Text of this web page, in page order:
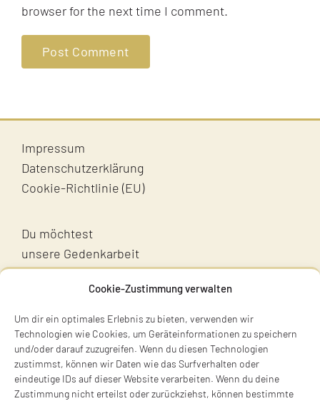
Cookie-Zustimmung verwalten
Um dir ein optimales Erlebnis zu bieten, verwenden wir
Technologien wie Cookies, um Geräteinformationen zu speichern
und/oder darauf zuzugreifen. Wenn du diesen Technologien
zustimmst, können wir Daten wie das Surfverhalten oder
eindeutige IDs auf dieser Website verarbeiten. Wenn du deine
Zustimmung nicht erteilst oder zurückziehst, können bestimmte
browser for the next time I comment.
Impressum
Datenschutzerklärung
Cookie-Richtlinie (EU)
Du möchtest
unsere Gedenkarbeit
unterstützen?
Unterstütz uns!